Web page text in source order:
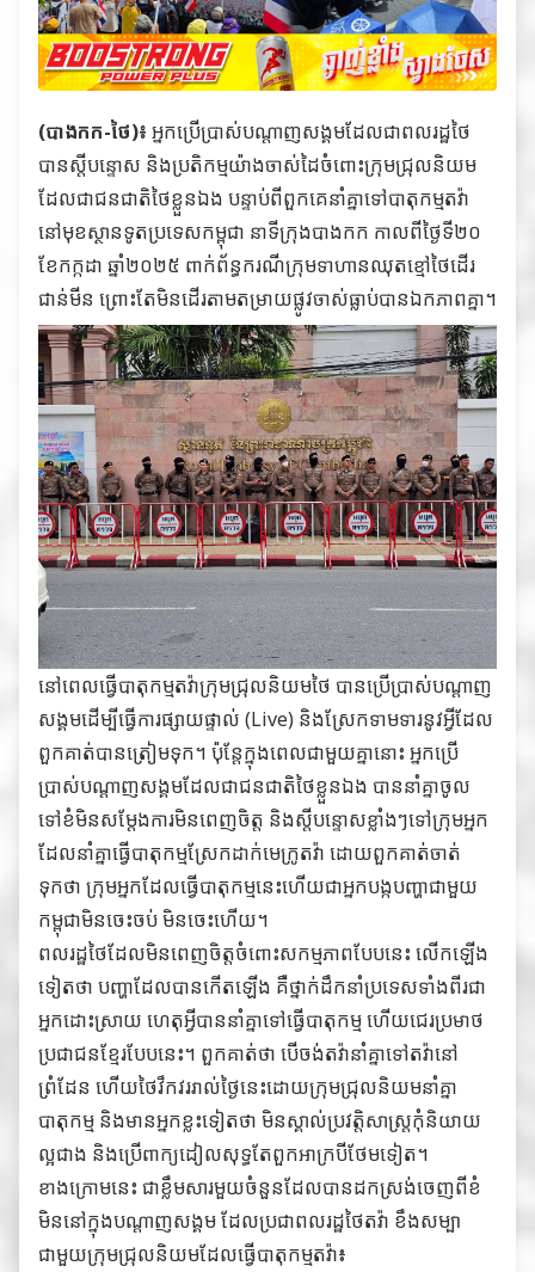
(បាងកក-ថៃ)៖ អ្នកប្រើប្រាស់បណ្ដាញសង្គមដែលជាពលរដ្ឋថៃ
បានស្ដីបន្ទោស និងប្រតិកម្មយ៉ាងចាស់ដៃចំពោះក្រុមជ្រុលនិយម
ដែលជាជនជាតិថៃខ្លួនឯង បន្ទាប់ពីពួកគេនាំគ្នាទៅបាតុកម្មតវ៉ា
នៅមុខស្ថានទូតប្រទេសកម្ពុជា នាទីក្រុងបាងកក កាលពីថ្ងៃទី២០
ខែកក្កដា ឆ្នាំ២០២៥ ពាក់ព័ន្ធករណីក្រុមទាហានឈុតខ្មៅថៃដើរ
ជាន់មីន ព្រោះតែមិនដើរតាមតម្រាយផ្លូវចាស់ធ្លាប់បានឯកភាពគ្នា។
នៅពេលធ្វើបាតុកម្មតវ៉ាក្រុមជ្រុលនិយមថៃ បានប្រើប្រាស់បណ្ដាញ
សង្គមដើម្បីធ្វើការផ្សាយផ្ទាល់ (Live) និងស្រែកទាមទារនូវអ្វីដែល
ពួកគាត់បានត្រៀមទុក។ ប៉ុន្ដែក្នុងពេលជាមួយគ្នានោះ អ្នកប្រើ
ប្រាស់បណ្ដាញសង្គមដែលជាជនជាតិថៃខ្លួនឯង បាននាំគ្នាចូល
ទៅខំមិនសម្ដែងការមិនពេញចិត្ត និងស្តីបន្ទោសខ្លាំងៗទៅក្រុមអ្នក
ដែលនាំគ្នាធ្វើបាតុកម្មស្រែកដាក់មេក្រូតវ៉ា ដោយពួកគាត់ចាត់
ទុកថា ក្រុមអ្នកដែលធ្វើបាតុកម្មនេះហើយជាអ្នកបង្កបញ្ហាជាមួយ
កម្ពុជាមិនចេះចប់ មិនចេះហើយ។
ពលរដ្ឋថៃដែលមិនពេញចិត្តចំពោះសកម្មភាពបែបនេះ លើកឡើង
ទៀតថា បញ្ហាដែលបានកើតឡើង គឺថ្នាក់ដឹកនាំប្រទេសទាំងពីរជា
អ្នកដោះស្រាយ ហេតុអ្វីបាននាំគ្នាទៅធ្វើបាតុកម្ម ហើយជេរប្រមាថ
ប្រជាជនខ្មែរបែបនេះ។ ពួកគាត់ថា បើចង់តវ៉ានាំគ្នាទៅតវ៉ានៅ
ព្រំដែន ហើយថៃវឹកវររាល់ថ្ងៃនេះដោយក្រុមជ្រុលនិយមនាំគ្នា
បាតុកម្ម និងមានអ្នកខ្លះទៀតថា មិនស្គាល់ប្រវត្តិសាស្ដ្រកុំនិយាយ
ល្អជាង និងប្រើពាក្យដៀលសុទ្ធតែពួកអាក្របីថែមទៀត។
ខាងក្រោមនេះ ជាខ្លឹមសារមួយចំនួនដែលបានដកស្រង់ចេញពីខំ
មិននៅក្នុងបណ្ដាញសង្គម ដែលប្រជាពលរដ្ឋថៃតវ៉ា ខឹងសម្បា
ជាមួយក្រុមជ្រុលនិយមដែលធ្វើបាតុកម្មតវ៉ា៖